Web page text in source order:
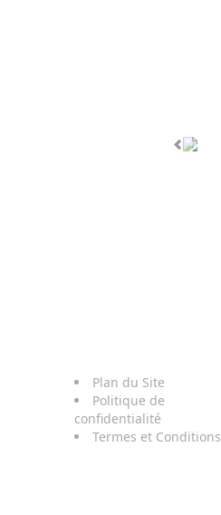
Plan du Site
Politique de
confidentialité
Termes et Conditions